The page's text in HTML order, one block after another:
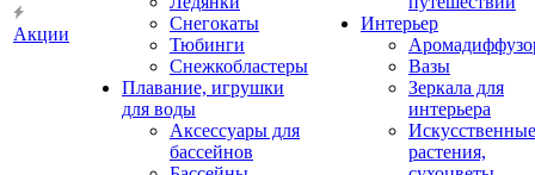
Акции
Снегокаты
Тюбинги
Снежкобластеры
Плавание, игрушки
для воды
Аксессуары для
бассейнов
Интерьер
Вазы
Зеркала для
интерьера
Искусственные
растения,